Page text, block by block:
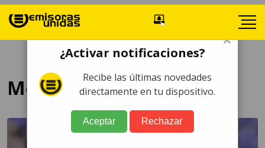
México
×
¿Activar notificaciones?
Recibe las últimas novedades
directamente en tu dispositivo.
Aceptar Rechazar